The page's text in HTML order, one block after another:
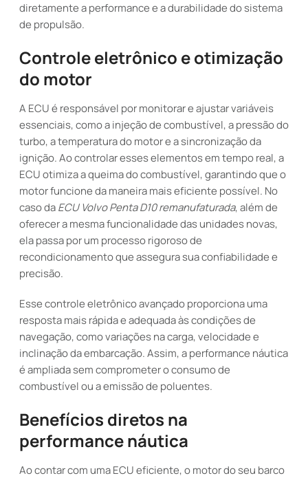
diretamente a performance e a durabilidade do sistema
de propulsão.
Controle eletrônico e otimização
do motor
A ECU é responsável por monitorar e ajustar variáveis
essenciais, como a injeção de combustível, a pressão do
turbo, a temperatura do motor e a sincronização da
ignição. Ao controlar esses elementos em tempo real, a
ECU otimiza a queima do combustível, garantindo que o
motor funcione da maneira mais eficiente possível. No
caso daECU Volvo Penta D10 remanufaturada, além de
oferecer a mesma funcionalidade das unidades novas,
ela passa por um processo rigoroso de
recondicionamento que assegura sua confiabilidade e
precisão.
Esse controle eletrônico avançado proporciona uma
resposta mais rápida e adequada às condições de
navegação, como variações na carga, velocidade e
inclinação da embarcação. Assim, a performance náutica
é ampliada sem comprometer o consumo de
combustível ou a emissão de poluentes.
Benefícios diretos na
performance náutica
Ao contar com uma ECU eficiente, o motor do seu barco